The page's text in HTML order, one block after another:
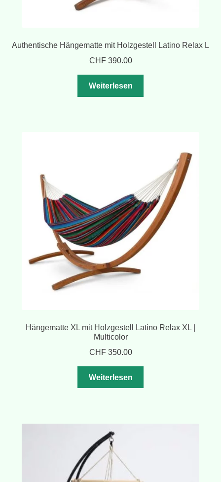
Authentische Hängematte mit Holzgestell Latino Relax L
CHF390.00
Weiterlesen
Hängematte XL mit Holzgestell Latino Relax XL |
Multicolor
CHF350.00
Weiterlesen